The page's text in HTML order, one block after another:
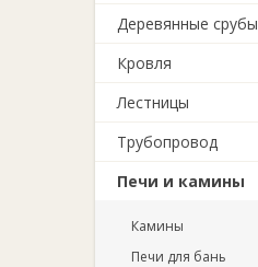
Деревянные срубы
Кровля
Лестницы
Трубопровод
Печи и камины
Камины
Печи для бань